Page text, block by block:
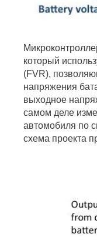
который
(FVR),
напряжения
выходное
самом деле
автомобиля по
схема проекта